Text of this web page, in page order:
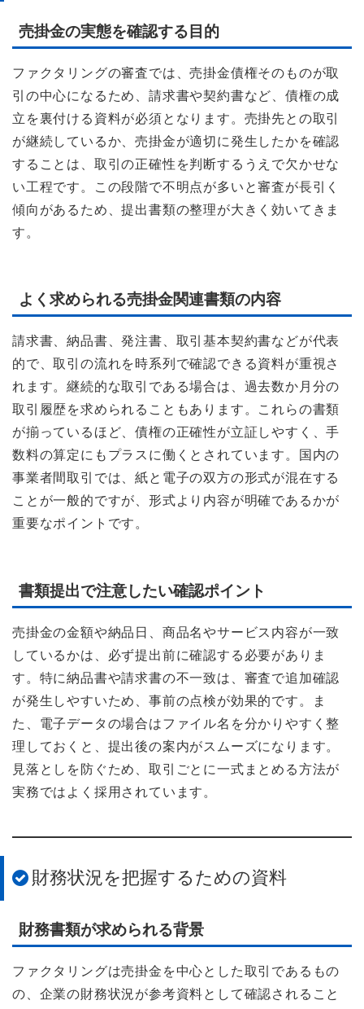
売掛金の実態を確認する目的
ファクタリングの審査では、売掛金債権そのものが取
引の中心になるため、請求書や契約書など、債権の成
立を裏付ける資料が必須となります。売掛先との取引
が継続しているか、売掛金が適切に発生したかを確認
することは、取引の正確性を判断するうえで欠かせな
い工程です。この段階で不明点が多いと審査が長引く
傾向があるため、提出書類の整理が大きく効いてきま
す。
よく求められる売掛金関連書類の内容
請求書、納品書、発注書、取引基本契約書などが代表
的で、取引の流れを時系列で確認できる資料が重視さ
れます。継続的な取引である場合は、過去数か月分の
取引履歴を求められることもあります。これらの書類
が揃っているほど、債権の正確性が立証しやすく、手
数料の算定にもプラスに働くとされています。国内の
事業者間取引では、紙と電子の双方の形式が混在する
ことが一般的ですが、形式より内容が明確であるかが
重要なポイントです。
書類提出で注意したい確認ポイント
売掛金の金額や納品日、商品名やサービス内容が一致
しているかは、必ず提出前に確認する必要がありま
す。特に納品書や請求書の不一致は、審査で追加確認
が発生しやすいため、事前の点検が効果的です。ま
た、電子データの場合はファイル名を分かりやすく整
理しておくと、提出後の案内がスムーズになります。
見落としを防ぐため、取引ごとに一式まとめる方法が
実務ではよく採用されています。
財務状況を把握するための資料
財務書類が求められる背景
ファクタリングは売掛金を中心とした取引であるもの
の、企業の財務状況が参考資料として確認されること